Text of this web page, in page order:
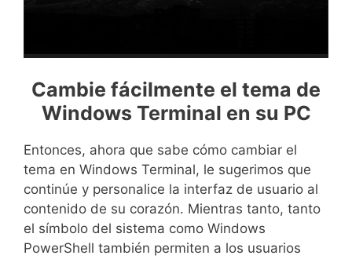
Cambie fácilmente el tema de
Windows Terminal en su PC
Entonces, ahora que sabe cómo cambiar el
tema en Windows Terminal, le sugerimos que
continúe y personalice la interfaz de usuario al
contenido de su corazón. Mientras tanto, tanto
el símbolo del sistema como Windows
PowerShell también permiten a los usuarios